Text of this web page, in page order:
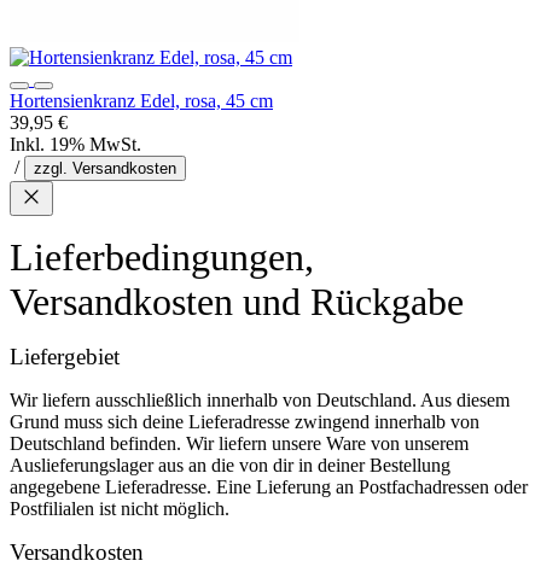
Hortensienkranz Edel, rosa, 45 cm
39,95 €
Inkl. 19% MwSt.
/
zzgl. Versandkosten
Lieferbedingungen,
Versandkosten und Rückgabe
Liefergebiet
Wir liefern ausschließlich innerhalb von Deutschland. Aus diesem
Grund muss sich deine Lieferadresse zwingend innerhalb von
Deutschland befinden. Wir liefern unsere Ware von unserem
Auslieferungslager aus an die von dir in deiner Bestellung
angegebene Lieferadresse. Eine Lieferung an Postfachadressen oder
Postfilialen ist nicht möglich.
Versandkosten